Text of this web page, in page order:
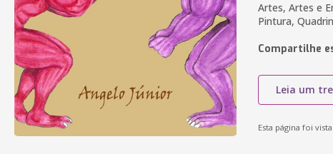
Artes, Artes e
Pintura,
Compartilhe
Leia um
Esta página foi vista